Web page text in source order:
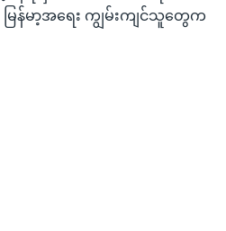
န်မာ့အရေး ကျွမ်းကျင်သူတွေက